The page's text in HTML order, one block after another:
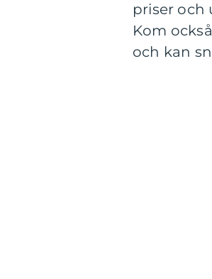
priser och
Kom
och kan